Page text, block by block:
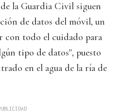
la Guardia Civil siguen
de datos del móvil, un
con todo el cuidado para
tipo de datos", puesto
en el agua de la ría de